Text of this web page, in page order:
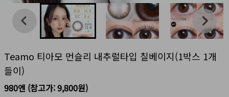
Teamo 티아모 먼슬리 내추럴타입 칠베이지(1박스 1개
들이)
980엔 (참고가:9,800원)